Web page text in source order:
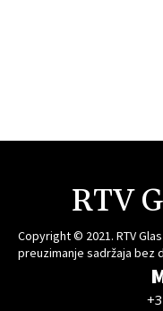
RTV
Copyright © 2021. RTV
preuzimanje sadržaja bez